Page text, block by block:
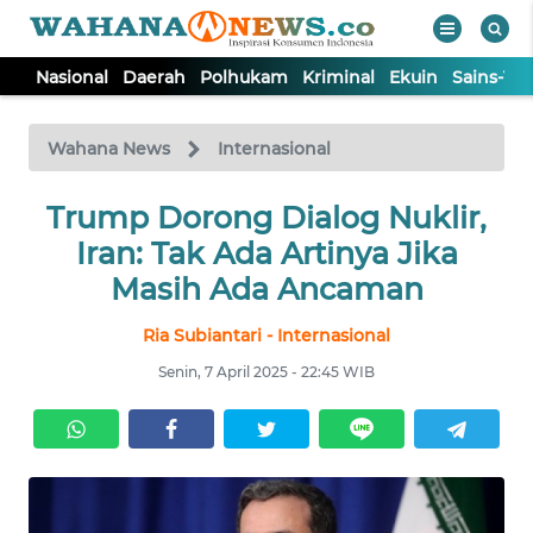
Nasional Daerah Polhukam Kriminal Ekuin Sains-
Wahana News Internasional
Trump Dorong Dialog Nuklir,
Iran: Tak Ada Artinya Jika
Masih Ada Ancaman
Ria Subiantari - Internasional
Senin, 7 April 2025 - 22:45 WIB
TV
Tutup
NASIONAL
KRIMINAL
EKUIN